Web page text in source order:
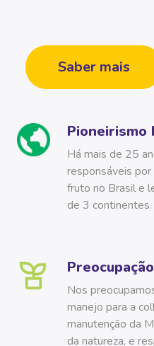
Saber mais
Pioneirismo
Há mais de 25
responsáveis
fruto no Brasil e
de 3 continentes.
Nos
manejo para a
manutenção da
da natureza, e